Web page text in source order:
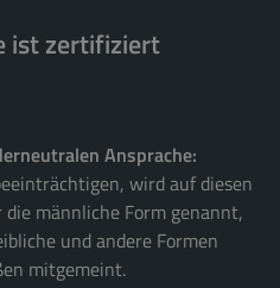
ist zertifiziert
Ansprache:
wird auf diesen
männliche Form genannt,
und andere Formen
mitgemeint.